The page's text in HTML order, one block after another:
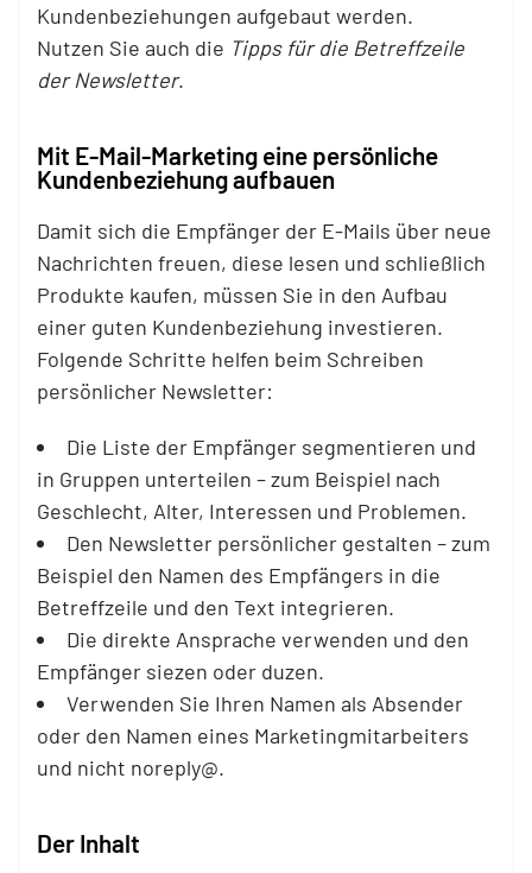
Kundenbeziehungen aufgebaut werden.
Nutzen Sie auch die Tipps für die Betreffzeile
der Newsletter.
Mit E-Mail-Marketing eine persönliche
Kundenbeziehung aufbauen
Damit sich die Empfänger der E-Mails über neue
Nachrichten freuen, diese lesen und schließlich
Produkte kaufen, müssen Sie in den Aufbau
einer guten Kundenbeziehung investieren.
Folgende Schritte helfen beim Schreiben
persönlicher Newsletter:
Die Liste der Empfänger segmentieren und
in Gruppen unterteilen – zum Beispiel nach
Geschlecht, Alter, Interessen und Problemen.
Den Newsletter persönlicher gestalten – zum
Beispiel den Namen des Empfängers in die
Betreffzeile und den Text integrieren.
Die direkte Ansprache verwenden und den
Empfänger siezen oder duzen.
Verwenden Sie Ihren Namen als Absender
oder den Namen eines Marketingmitarbeiters
und nicht noreply@.
Der Inhalt